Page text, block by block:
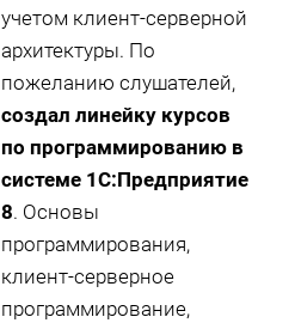
учетом клиент-серверной
архитектуры. По
пожеланию слушателей,
создал линейку курсов
по программированию в
системе 1С:Предприятие
8. Основы
программирования,
клиент-серверное
программирование,